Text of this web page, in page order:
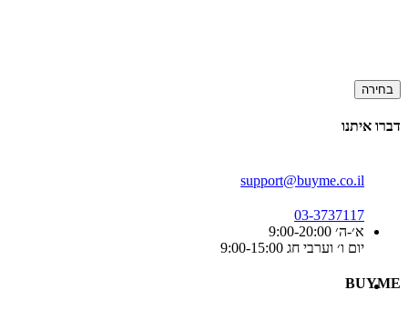
בחירה
דברו איתנו
support@buyme.co.il
03-3737117
א׳-ה׳ 9:00-20:00
יום ו׳ וערבי חג 9:00-15:00
BUYME